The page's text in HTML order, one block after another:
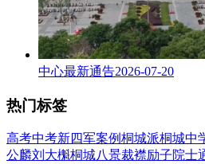
中心最新通告2026-07-20
热门标签
高考中考新四军案例桐城派桐城中
公麟刘大櫆桐城八景裁襟励子院士